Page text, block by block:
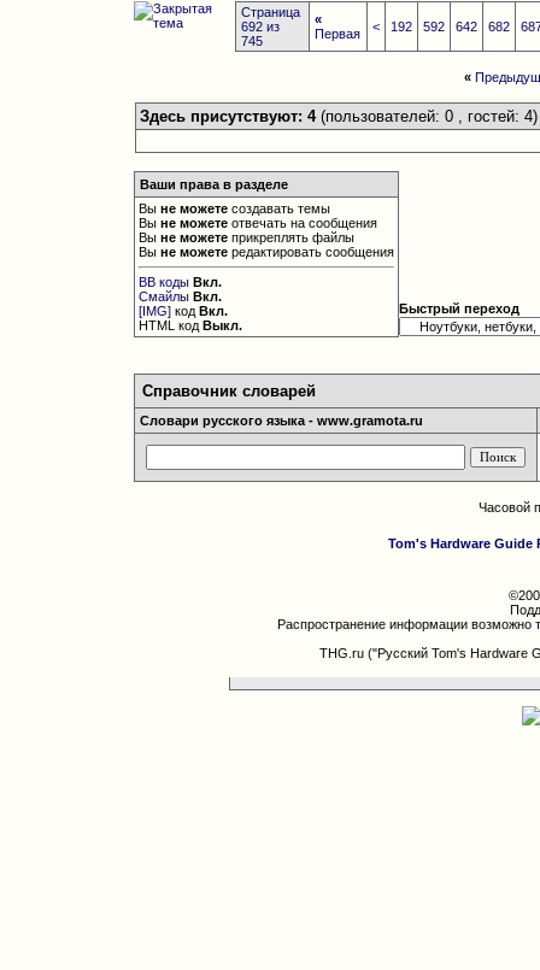
Страница
692 из
745
«
Первая
< 192 592 642 682
«
Здесь присутствуют: 4 (пользователей: 0 , гостей: 4)
Ваши права в разделе
Выне можете создавать темы
Выне можете отвечать на сообщения
Выне можете прикреплять файлы
Выне можете редактировать сообщения
BB коды Вкл.
Смайлы Вкл.
[IMG] кодВкл.
HTML кодВыкл.
Быстрый переход
Справочник словарей
Словари русского языка - www.gramota.ru
Часовой
Tom's Hardware Guide
Распространение информации возможно
THG.ru ("Русский Tom's Hardware